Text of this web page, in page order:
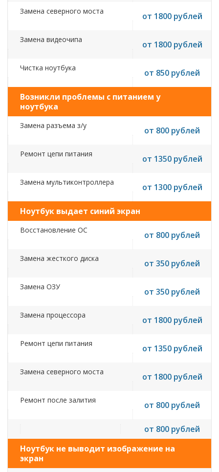
Замена северного моста от 1800 рублей
Замена видеочипа от 1800 рублей
Чистка ноутбука от 850 рублей
Возникли проблемы с питанием у
ноутбука
Замена разъема з/у от 800 рублей
Ремонт цепи питания от 1350 рублей
Замена мультиконтроллера от 1300 рублей
Ноутбук выдает синий экран
Восстановление ОС от 800 рублей
Замена жесткого диска от 350 рублей
Замена ОЗУ от 350 рублей
Замена процессора от 1800 рублей
Ремонт цепи питания от 1350 рублей
Замена северного моста от 1800 рублей
Ремонт после залития от 800 рублей
от 800 рублей
Ноутбук не выводит изображение на
экран